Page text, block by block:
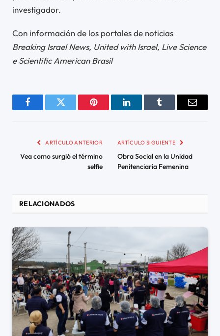
investigador.
Con información de los portales de noticias
Breaking Israel News, United with Israel, Live Science
e Scientific American Brasil
FacebookTwitter Pinterest LinkedInTumblr Email
ARTÍCULO ANTERIOR
Vea como surgió el término
selfie
ARTÍCULO SIGUIENTE
Obra Social en la Unidad
Penitenciaria Femenina
RELACIONADOS